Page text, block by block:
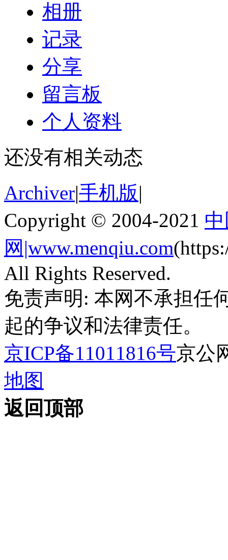
相册
记录
分享
留言板
个人资料
还没有相关动态
Archiver|手机版|
Copyright © 2004-2021
网|www.menqiu.com
All Rights Reserved.
免责声明: 本网不承担任
起的争议和法律责任。
京ICP备11011816号京公
地图
返回顶部